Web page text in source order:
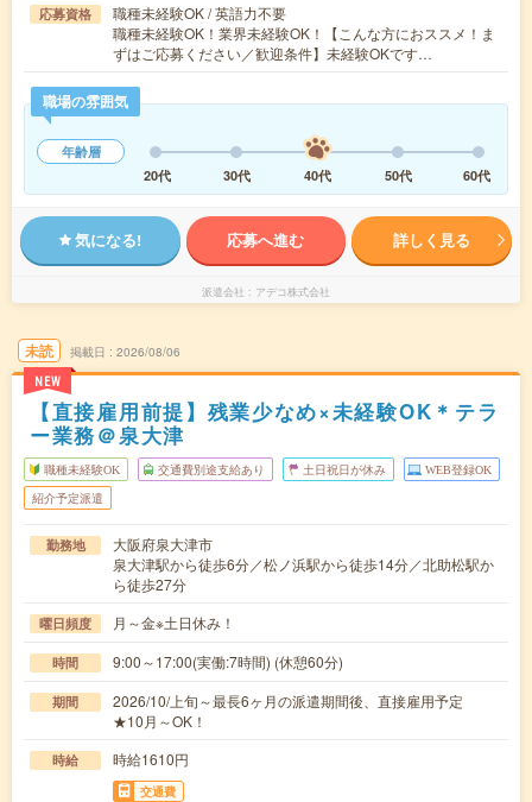
応募資格
職種未経験OK / 英語力不要
職種未経験OK！業界未経験OK！【こんな方におススメ！ま
ずはご応募ください／歓迎条件】未経験OKです…
職場の雰囲気
年齢層
20代
30代 40代 50代 60代
気になる! 応募へ進む 詳しく見る
派遣会社 アデコ株式会社
未読
NEW
掲載日 2026/08/06
【直接雇用前提】残業少なめ×未経験OK＊テラ
ー業務＠泉大津
職種未経験OK 交通費別途支給あり 土日祝日が休み WEB登録OK
紹介予定派遣
勤務地
大阪府泉大津市
泉大津駅から徒歩6分／松ノ浜駅から徒歩14分／北助松駅か
ら徒歩27分
曜日頻度 月～金※土日休み！
時間 9:00～17:00(実働:7時間) (休憩60分)
期間
2026/10/上旬～最長6ヶ月の派遣期間後、直接雇用予定
★10月～OK！
時給 時給1610円
交通費